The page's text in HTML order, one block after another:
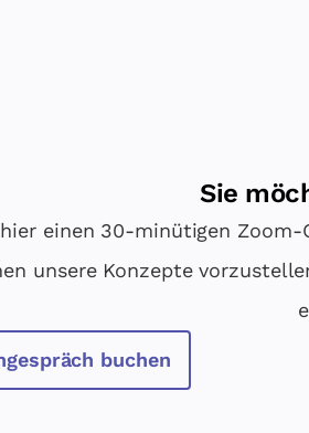
Sie
einen 30-minütigen
unsere Konzepte
buchen